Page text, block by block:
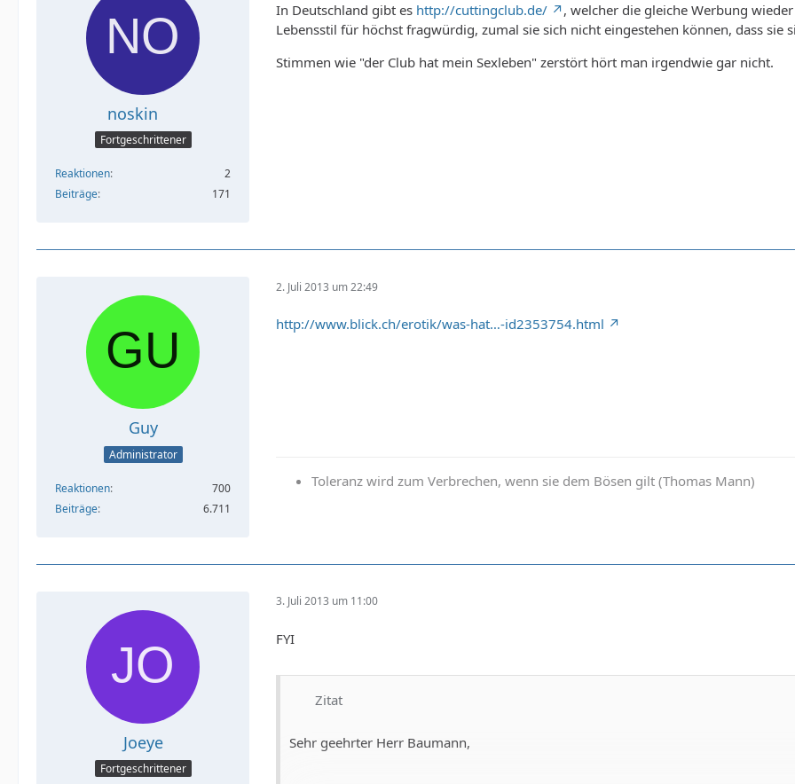
noskin
Fortgeschrittener
Reaktionen
2
Beiträge
171
In Deutschland gibt es http://cuttingclub.de/
, welcher die gleiche Werbung
Lebensstil für höchst fragwürdig, zumal sie sich nicht eingestehen können, dass sie
Stimmen wie "der Club hat mein Sexleben" zerstört hört man irgendwie gar nicht.
Guy
Administrator
Reaktionen
700
Beiträge
6.711
2. Juli 2013 um 22:49
http://www.blick.ch/erotik/was-hat…-id2353754.html
Toleranz wird zum Verbrechen, wenn sie dem Bösen gilt (Thomas Mann)
Joeye
Fortgeschrittener
3. Juli 2013 um 11:00
FYI
Zitat
Sehr geehrter Herr Baumann,